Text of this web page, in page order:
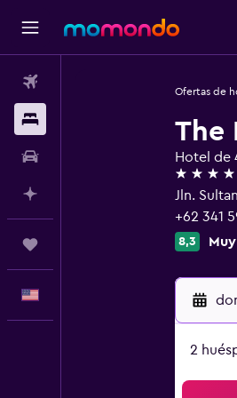
Ofertas de
The
Hotel de
4 estrellas
Jln.
+62 341
8,3
2